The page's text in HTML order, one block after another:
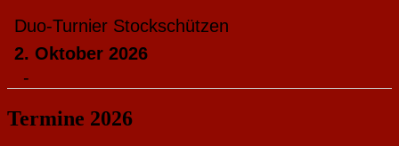
Duo-Turnier Stockschützen
2. Oktober 2026
-
Termine 2026